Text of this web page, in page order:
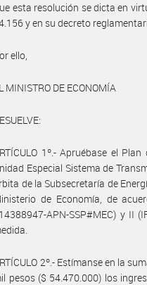
esta resolución se dicta en
y en su decreto
ello,
MINISTRO DE ECONOMÍA
1º.- Apruébase el
Especial Sistema de
de la Subsecretaría de
de Economía, de
APN-SSP#MEC) y II
2º.- Estímanse en la
pesos ($ 54.470.000) los